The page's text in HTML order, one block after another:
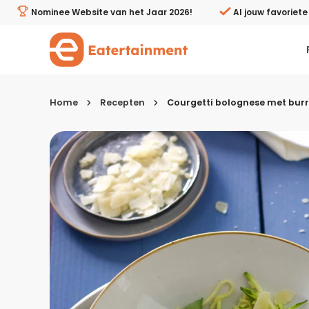
Courgetti bolognese met burrata - Eatertainment
Nominee Website van het Jaar 2026! Al jouw
Kies je menugang
Ontbijt
Lunch & brunch
Tussendoortjes
Voor- & tussengerechten
Home Recepten Courgetti bolognese met